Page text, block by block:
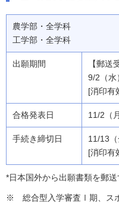
農学部・全学科
工学部・全学科
【郵送
9/2（水
[消印有
11/2（月
11/13（
[消印有
*日本国外から出願書類を郵
総合型入学審査Ⅰ期、ス